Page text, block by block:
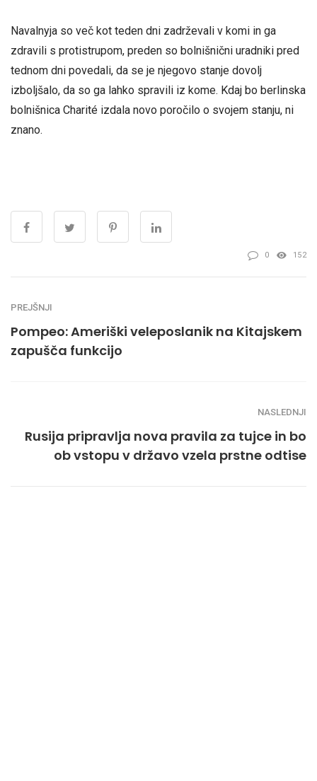
Navalnyja so več kot teden dni zadrževali v komi in ga
zdravili s protistrupom, preden so bolnišnični uradniki pred
tednom dni povedali, da se je njegovo stanje dovolj
izboljšalo, da so ga lahko spravili iz kome. Kdaj bo berlinska
bolnišnica Charité izdala novo poročilo o svojem stanju, ni
znano.
0 152
PREJŠNJI
Pompeo: Ameriški veleposlanik na Kitajskem
zapušča funkcijo
NASLEDNJI
Rusija pripravlja nova pravila za tujce in bo
ob vstopu v državo vzela prstne odtise